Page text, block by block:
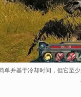
单并基于冷却时间，但它至